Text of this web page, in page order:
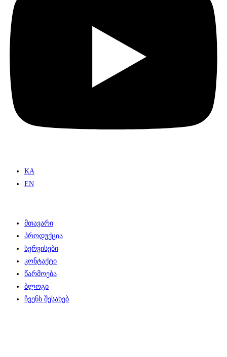
KA
EN
მთავარი
პროდუქცია
სერვისები
კონტაქტი
წარმოება
ბლოგი
ჩვენს შესახებ